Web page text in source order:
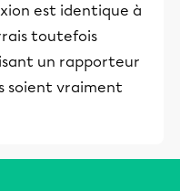
est identique à
toutefois
un rapporteur
soient vraiment